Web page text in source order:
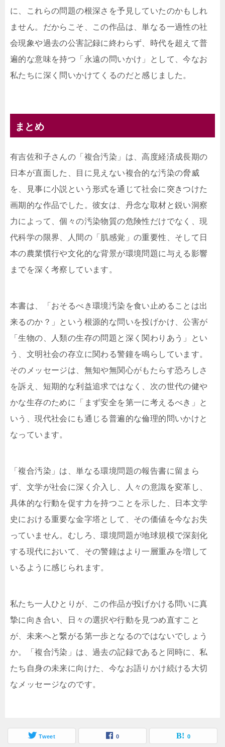
に、これらの問題の根深さを予見していたのかもしれ
ません。だからこそ、この作品は、単なる一過性の社
会現象や過去の公害記録に終わらず、時代を超えて普
遍的な意味を持つ「永遠の問いかけ」として、今なお
私たちに深く問いかけてくるのだと感じました。
まとめ
有吉佐和子さんの「複合汚染」は、高度経済成長期の
日本が直面した、目に見えない複合的な汚染の脅威
を、見事に小説という形式を通じて社会に突きつけた
画期的な作品でした。彼女は、丹念な取材と鋭い洞察
力によって、個々の汚染物質の危険性だけでなく、現
代科学の限界、人間の「肌感覚」の重要性、そして日
本の農業慣行や文化的な背景が環境問題に与える影響
までを深く考察しています。
本書は、「おそるべき環境汚染を食い止めることは出
来るのか？」という根源的な問いを投げかけ、公害が
「生物の、人類の生存の問題と深く関わりあう」とい
う、文明社会の存立に関わる警鐘を鳴らしています。
そのメッセージは、無知や無関心がもたらす恐ろしさ
を訴え、短期的な利益追求ではなく、次の世代の健や
かな生存のために「まず安全を第一に考えるべき」と
いう、現代社会にも通じる普遍的な倫理的問いかけと
なっています。
「複合汚染」は、単なる環境問題の報告書に留まら
ず、文学が社会に深く介入し、人々の意識を変革し、
具体的な行動を促す力を持つことを示した、日本文学
史における重要な金字塔として、その価値を今なお失
っていません。むしろ、環境問題が地球規模で深刻化
する現代において、その警鐘はより一層重みを増して
いるように感じられます。
私たち一人ひとりが、この作品が投げかける問いに真
摯に向き合い、日々の選択や行動を見つめ直すこと
が、未来へと繋がる第一歩となるのではないでしょう
か。「複合汚染」は、過去の記録であると同時に、私
たち自身の未来に向けた、今なお語りかけ続ける大切
なメッセージなのです。
Tweet 0 0